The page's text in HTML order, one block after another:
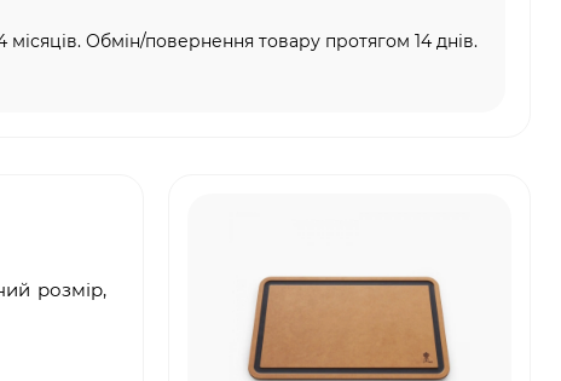
місяців. Обмін/повернення товару протягом 14 днів.
розмір,